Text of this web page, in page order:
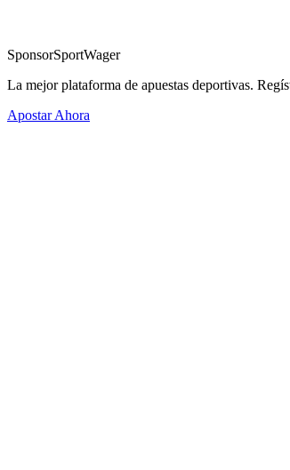
SponsorSportWager
La mejor plataforma de apuestas deportivas.
Apostar Ahora